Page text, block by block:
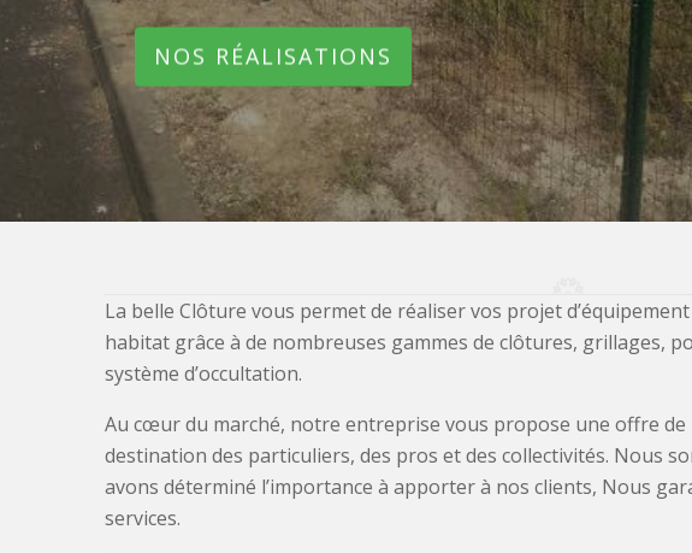
NOS RÉALISATIONS
La belle Clôture vous permet de réaliser vos projet
habitat grâce à de nombreuses gammes de clôtures, grillages,
système d’occultation.
Au cœur du marché, notre entreprise vous propose une offre
destination des particuliers, des pros et des collectivités. Nous
avons déterminé l’importance à apporter à nos clients, Nous
services.